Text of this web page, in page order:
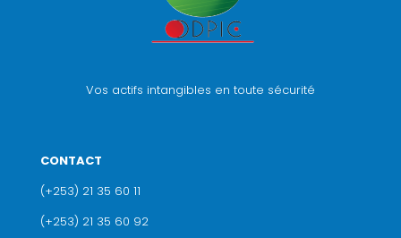
Vos actifs intangibles en toute sécurité
CONTACT
(+253) 21 35 60 11
(+253) 21 35 60 92